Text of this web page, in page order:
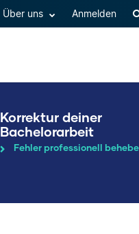
Über uns Anmelden
Korrektur deiner
Bachelorarbeit
Fehler professionell